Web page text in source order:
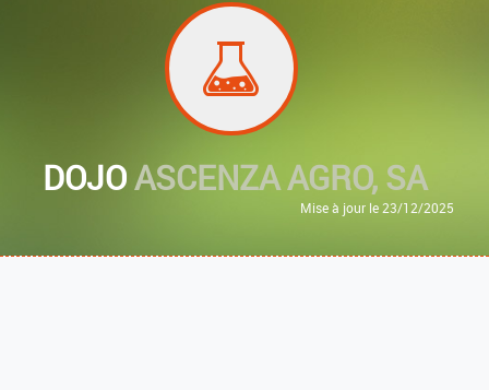
DOJOASCENZA AGRO, SA
Mise à jour le 23/12/2025